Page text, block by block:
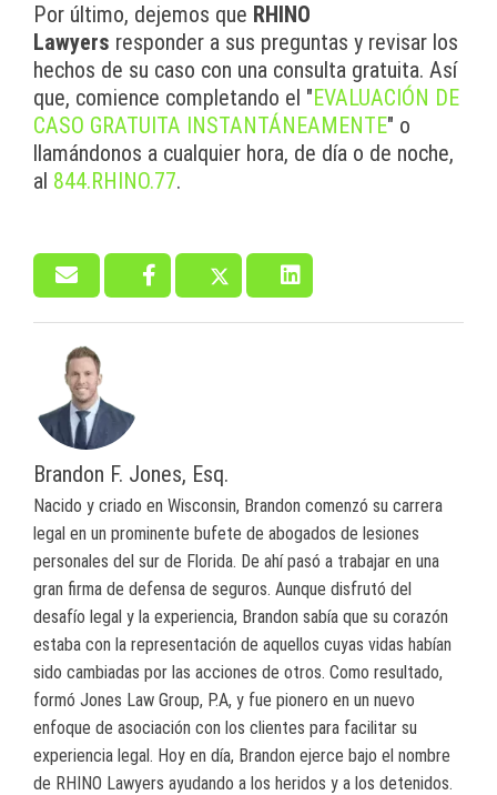
Por último, dejemos que RHINO
Lawyers responder a sus preguntas y revisar los
hechos de su caso con una consulta gratuita. Así
que, comience completando el "EVALUACIÓN DE
CASO GRATUITA INSTANTÁNEAMENTE" o
llamándonos a cualquier hora, de día o de noche,
al 844.RHINO.77.
Brandon F. Jones, Esq.
Nacido y criado en Wisconsin, Brandon comenzó su carrera
legal en un prominente bufete de abogados de lesiones
personales del sur de Florida. De ahí pasó a trabajar en una
gran firma de defensa de seguros. Aunque disfrutó del
desafío legal y la experiencia, Brandon sabía que su corazón
estaba con la representación de aquellos cuyas vidas habían
sido cambiadas por las acciones de otros. Como resultado,
formó Jones Law Group, P.A, y fue pionero en un nuevo
enfoque de asociación con los clientes para facilitar su
experiencia legal. Hoy en día, Brandon ejerce bajo el nombre
de RHINO Lawyers ayudando a los heridos y a los detenidos.